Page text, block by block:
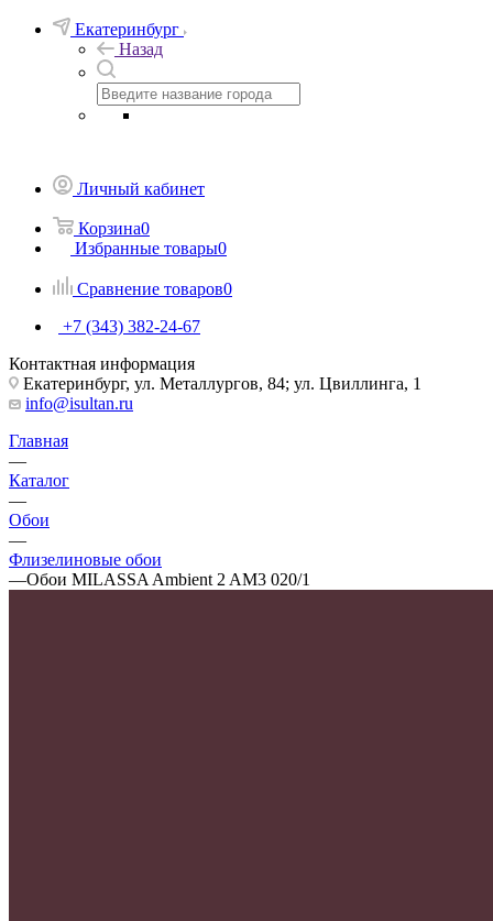
Екатеринбург
Назад
Личный кабинет
Корзина0
Избранные товары0
Сравнение товаров0
+7 (343) 382-24-67
Контактная информация
Екатеринбург, ул. Металлургов, 84; ул. Цвиллинга, 1
info@isultan.ru
Главная
—
Каталог
—
Обои
—
Флизелиновые обои
—Обои MILASSA Ambient 2 AM3 020/1